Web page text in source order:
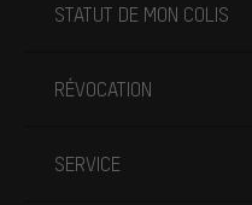
STATUT DE MON COLIS
RÉVOCATION
SERVICE